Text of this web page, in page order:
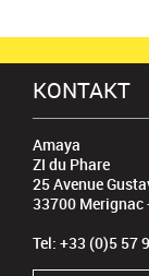
KONTAKT
Amaya
ZI du Phare
25 Avenue
33700 Merignac
Tel: +33 (0)5 57